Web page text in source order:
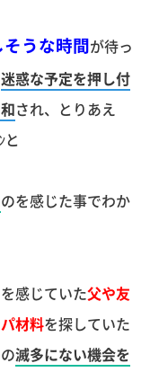
うな時間が待っ
迷惑な予定を押し付
され、とりあえ
と
のを感じた事でわか
感じていた父や友
材料を探していた
滅多にない機会を